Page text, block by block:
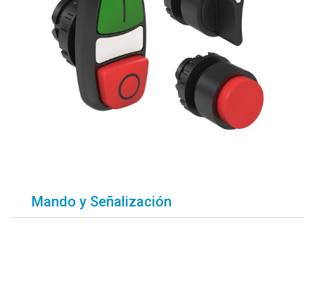
Mando y Señalización